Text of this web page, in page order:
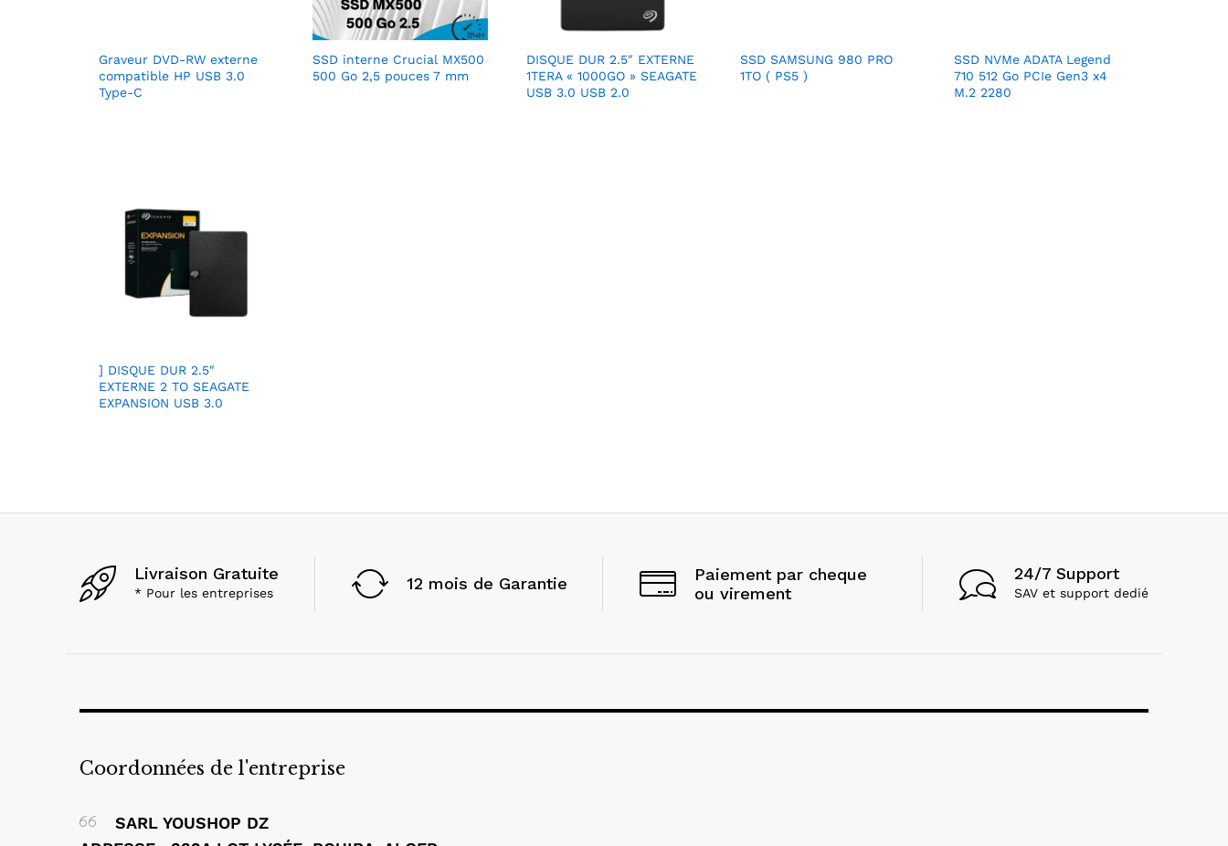
Graveur DVD-RW externe
compatible HP USB 3.0
Type-C
SSD interne Crucial MX500
500 Go 2,5 pouces 7 mm
DISQUE DUR 2.5″ EXTERNE
1TERA « 1000GO » SEAGATE
USB 3.0 USB 2.0
SSD SAMSUNG 980 PRO
1TO ( PS5 )
SSD NVMe ADATA Legend
710 512 Go PCIe Gen3 x4
M.2 2280
] DISQUE DUR 2.5″
EXTERNE 2 TO SEAGATE
EXPANSION USB 3.0
Livraison Gratuite
* Pour les entreprises 12 mois de Garantie
Paiement par cheque
ou virement
24/7 Support
SAV et support dedié
Coordonnées de l'entreprise
SARL YOUSHOP DZ